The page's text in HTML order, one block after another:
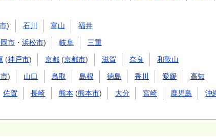
) 石川 富山 福井
市 ・浜松市) 岐阜 三重
(神戸市) 京都 (京都市) 滋賀 奈良 和歌山
) 山口 鳥取 島根 徳島 香川 愛媛 高知
佐賀 長崎 熊本 (熊本市) 大分 宮崎 鹿児島 沖